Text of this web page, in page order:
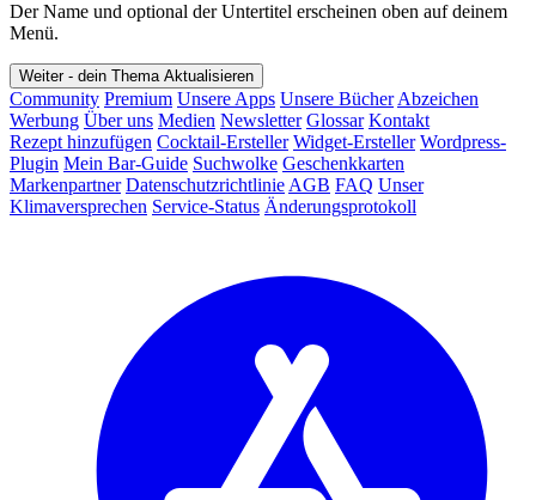
Der Name und optional der Untertitel erscheinen oben auf deinem
Menü.
Weiter - dein Thema Aktualisieren
Community Premium Unsere Apps Unsere Bücher Abzeichen
Werbung Über uns Medien Newsletter Glossar Kontakt
Rezept hinzufügen Cocktail-Ersteller Widget-Ersteller Wordpress-
Plugin Mein Bar-Guide Suchwolke Geschenkkarten
Markenpartner Datenschutzrichtlinie AGB FAQ Unser
Klimaversprechen Service-Status Änderungsprotokoll